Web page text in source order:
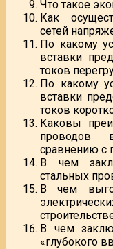
Что такое
Как
сетей
По какому
вставки
токов
По какому
вставки
токов
Каковы
проводов
сравнению с
В чем
стальных
В чем
В чем
«глубокого